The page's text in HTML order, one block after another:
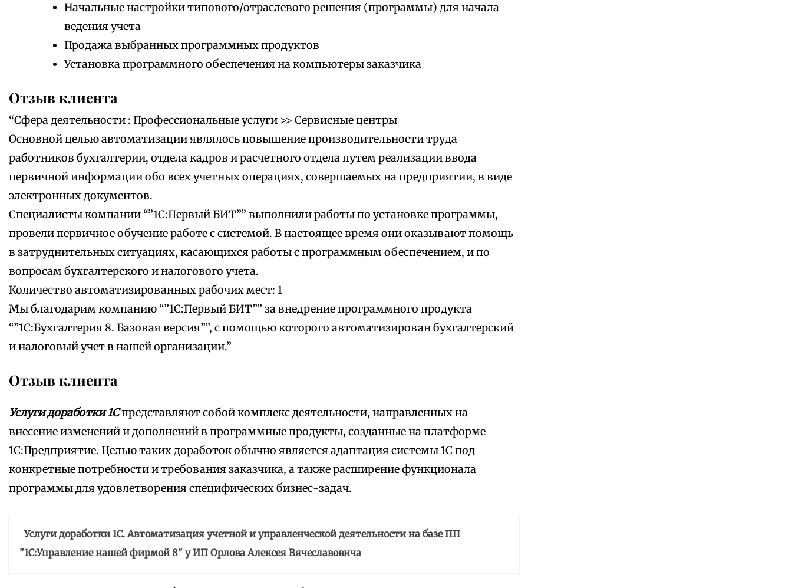
Начальные настройки типового/отраслевого решения (программы) для начала
ведения учета
Продажа выбранных программных продуктов
Установка программного обеспечения на компьютеры заказчика
Отзыв клиента
“Сфера деятельности : Профессиональные услуги >> Сервисные центры
Основной целью автоматизации являлось повышение производительности труда
работников бухгалтерии, отдела кадров и расчетного отдела путем реализации ввода
первичной информации обо всех учетных операциях, совершаемых на предприятии, в виде
электронных документов.
Специалисты компании “”1С:Первый БИТ”” выполнили работы по установке программы,
провели первичное обучение работе с системой. В настоящее время они оказывают помощь
в затруднительных ситуациях, касающихся работы с программным обеспечением, и по
вопросам бухгалтерского и налогового учета.
Количество автоматизированных рабочих мест: 1
Мы благодарим компанию “”1С:Первый БИТ”” за внедрение программного продукта
“”1С:Бухгалтерия 8. Базовая версия””, с помощью которого автоматизирован бухгалтерский
и налоговый учет в нашей организации.”
Отзыв клиента
Услуги доработки 1Спредставляют собой комплекс деятельности, направленных на
внесение изменений и дополнений в программные продукты, созданные на платформе
1С:Предприятие. Целью таких доработок обычно является адаптация системы 1С под
конкретные потребности и требования заказчика, а также расширение функционала
программы для удовлетворения специфических бизнес-задач.
Услуги доработки 1С. Автоматизация учетной и управленческой деятельности на базе ПП
"1С:Управление нашей фирмой 8" у ИП Орлова Алексея Вячеславовича